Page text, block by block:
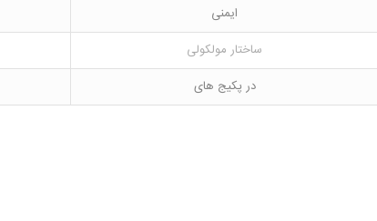
ایمنی
ساختار مولکولی
در پکیج های